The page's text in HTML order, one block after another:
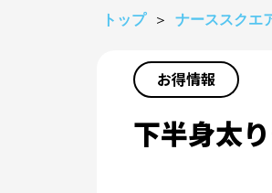
トップ ＞ ナーススクエ
お得情報
下半身太